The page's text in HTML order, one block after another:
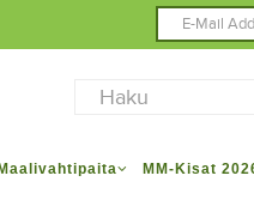
Maalivahtipaita MM-Kisat